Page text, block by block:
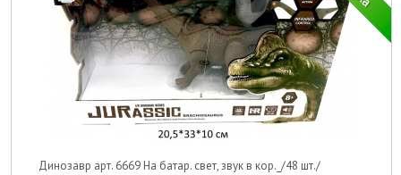
Динозавр арт. 6669 На батар. свет, звук в кор._/48 шт./